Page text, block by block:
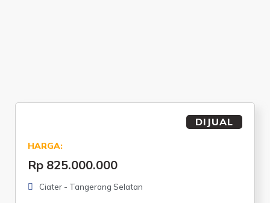
DIJUAL
HARGA:
Rp 825.000.000
Ciater - Tangerang Selatan